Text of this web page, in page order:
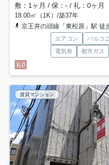
敷：1ヶ月 / 保：- / 礼：0ヶ月
18.00㎡（1K）/築37年
京王井の頭線「東松原」駅 徒
エアコン バルコ
電気有
都市ガス
礼0
賃貸マンション